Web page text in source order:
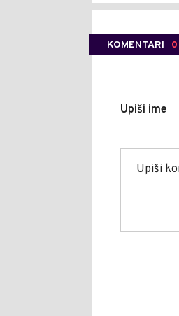
KOMENTARI 0
Upiši ime